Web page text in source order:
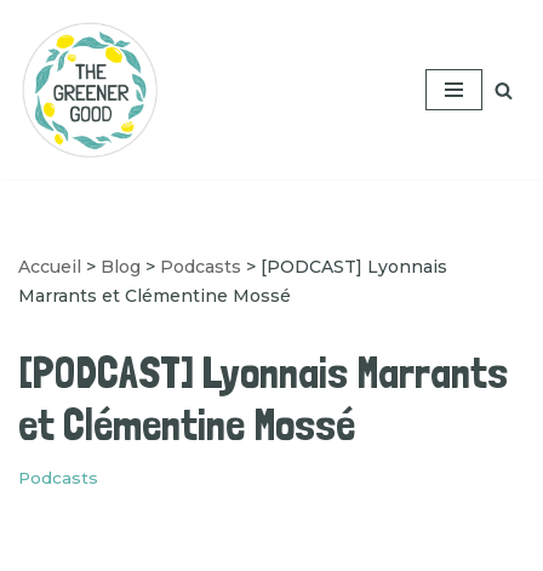
Aller
au
contenu
Accueil > Blog > Podcasts > [PODCAST] Lyonnais
Marrants et Clémentine Mossé
[PODCAST] Lyonnais Marrants
et Clémentine Mossé
Podcasts